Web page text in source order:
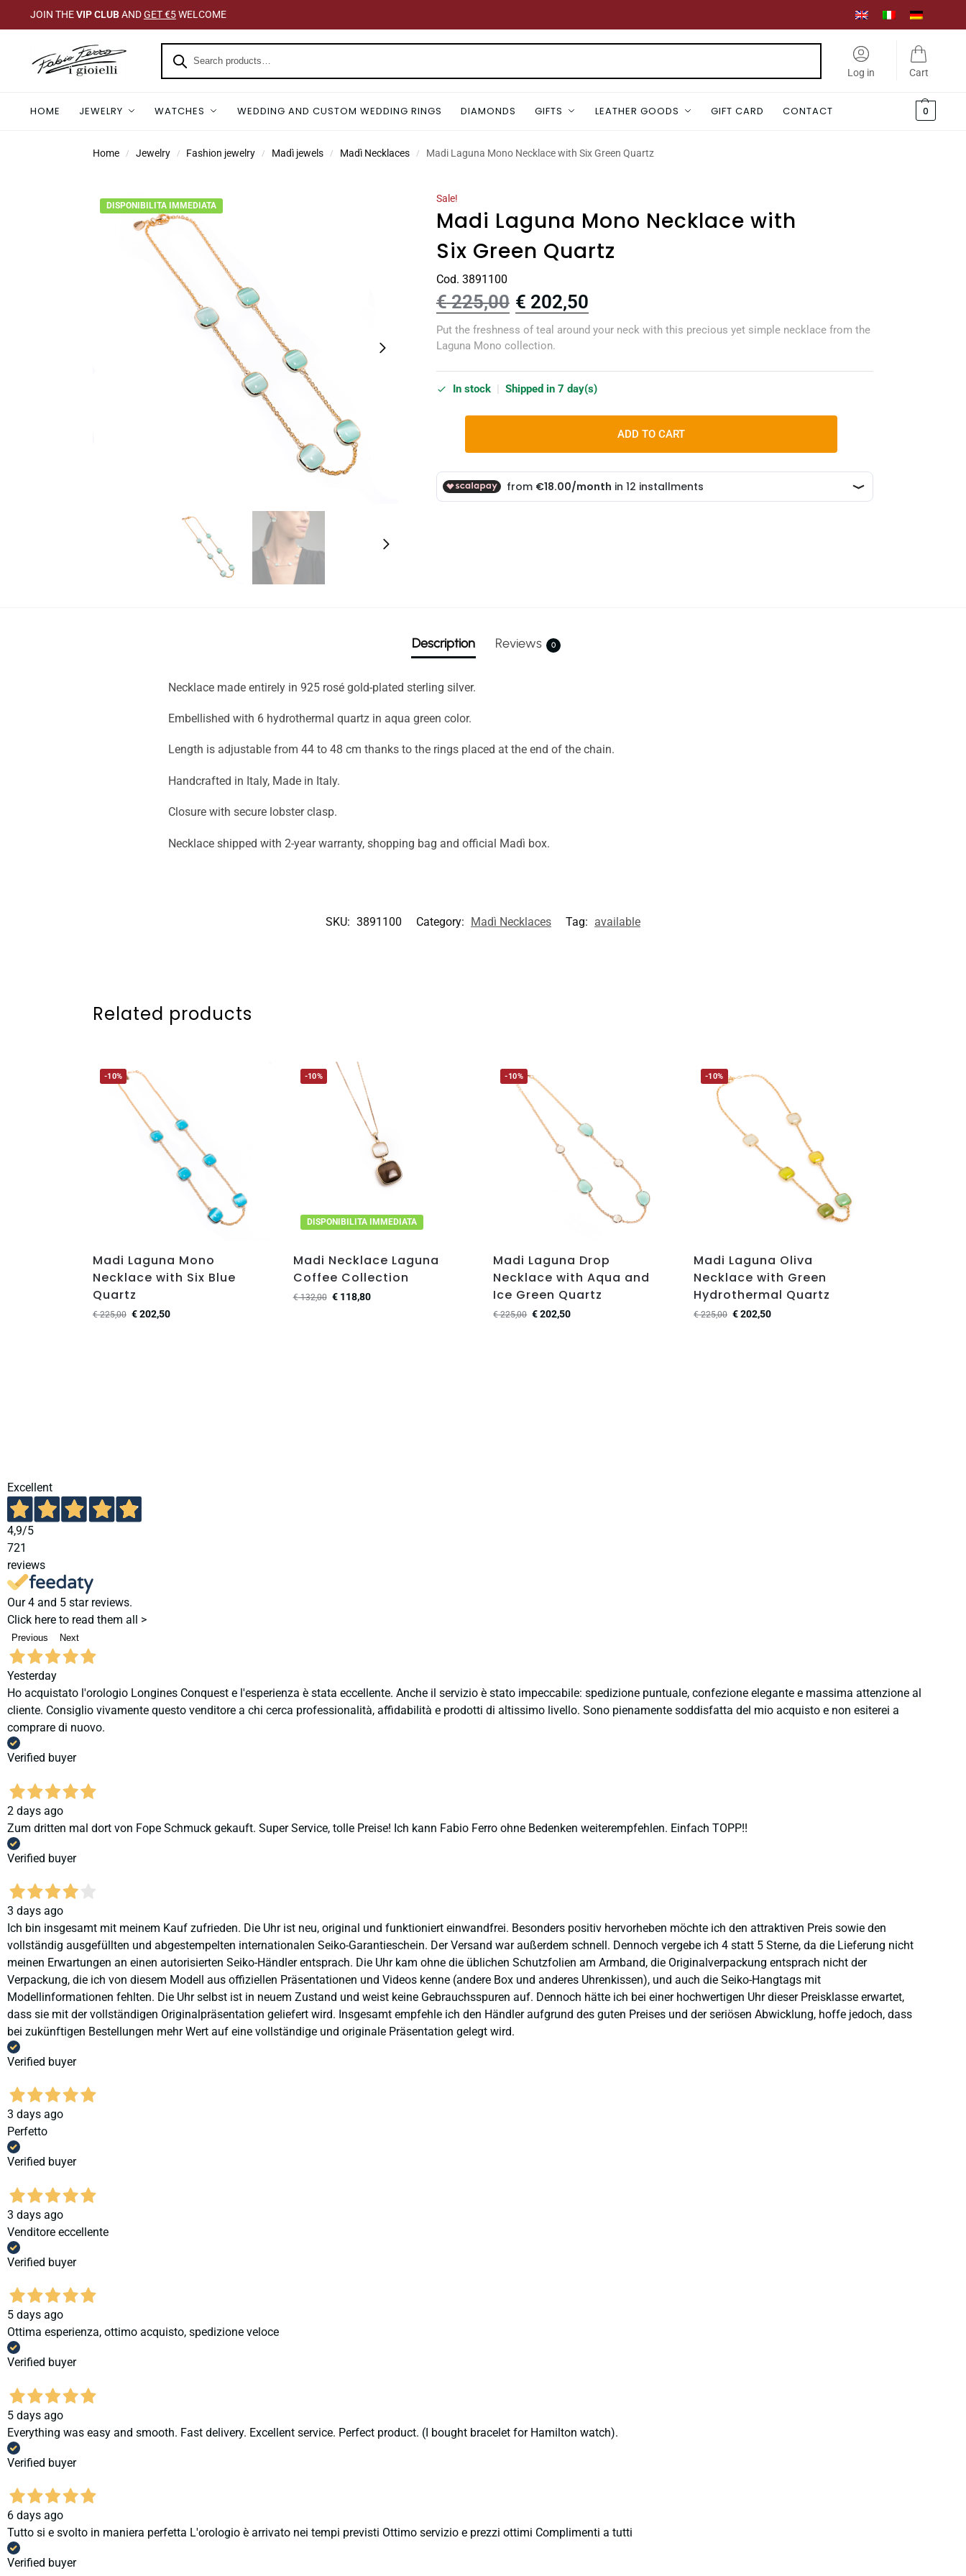
JOIN THEVIP CLUBANDGET €5WELCOME
Log in Cart
HOME JEWELRY WATCHES WEDDING AND CUSTOM WEDDING RINGS DIAMONDS GIFTS LEATHER GOODS GIFT CARD CONTACT 0
Home / Jewelry / Fashion jewelry / Madì jewels / Madì Necklaces / Madi Laguna Mono Necklace with Six Green Quartz
DISPONIBILITA IMMEDIATA
Sale!
Madi Laguna Mono Necklace with
Six Green Quartz
Cod. 3891100
€225,00 € 202,50
Put the freshness of teal around your neck with this precious yet simple necklace from the
Laguna Mono collection.
In stock Shipped in 7 day(s)
ADD TO CART
Description Reviews 0
Necklace made entirely in 925 rosé gold-plated sterling silver.
Embellished with 6 hydrothermal quartz in aqua green color.
Length is adjustable from 44 to 48 cm thanks to the rings placed at the end of the chain.
Handcrafted in Italy, Made in Italy.
Closure with secure lobster clasp.
Necklace shipped with 2-year warranty, shopping bag and official Madì box.
SKU: 3891100 Category: Madì Necklaces Tag: available
Related products
-10%
Madi Laguna Mono
Necklace with Six Blue
Quartz
€225,00 €202,50
-10%
DISPONIBILITA IMMEDIATA
Madi Necklace Laguna
Coffee Collection
€132,00 €118,80
-10%
Madi Laguna Drop
Necklace with Aqua and
Ice Green Quartz
€225,00 €202,50
-10%
Madi Laguna Oliva
Necklace with Green
Hydrothermal Quartz
€225,00 €202,50
Excellent
4,9/5
721
reviews
Our 4 and 5 star reviews.
Click here to read them all >
Previous Next
Yesterday
Ho acquistato l'orologio Longines Conquest e l'esperienza è stata eccellente. Anche il servizio è stato impeccabile: spedizione puntuale, confezione elegante e massima attenzione al
cliente. Consiglio vivamente questo venditore a chi cerca professionalità, affidabilità e prodotti di altissimo livello. Sono pienamente soddisfatta del mio acquisto e non esiterei a
comprare di nuovo.
Verified buyer
2 days ago
Zum dritten mal dort von Fope Schmuck gekauft. Super Service, tolle Preise! Ich kann Fabio Ferro ohne Bedenken weiterempfehlen. Einfach TOPP!!
Verified buyer
3 days ago
Ich bin insgesamt mit meinem Kauf zufrieden. Die Uhr ist neu, original und funktioniert einwandfrei. Besonders positiv hervorheben möchte ich den attraktiven Preis sowie den
vollständig ausgefüllten und abgestempelten internationalen Seiko-Garantieschein. Der Versand war außerdem schnell. Dennoch vergebe ich 4 statt 5 Sterne, da die Lieferung nicht
meinen Erwartungen an einen autorisierten Seiko-Händler entsprach. Die Uhr kam ohne die üblichen Schutzfolien am Armband, die Originalverpackung entsprach nicht der
Verpackung, die ich von diesem Modell aus offiziellen Präsentationen und Videos kenne (andere Box und anderes Uhrenkissen), und auch die Seiko-Hangtags mit
Modellinformationen fehlten. Die Uhr selbst ist in neuem Zustand und weist keine Gebrauchsspuren auf. Dennoch hätte ich bei einer hochwertigen Uhr dieser Preisklasse erwartet,
dass sie mit der vollständigen Originalpräsentation geliefert wird. Insgesamt empfehle ich den Händler aufgrund des guten Preises und der seriösen Abwicklung, hoffe jedoch, dass
bei zukünftigen Bestellungen mehr Wert auf eine vollständige und originale Präsentation gelegt wird.
Verified buyer
3 days ago
Perfetto
Verified buyer
3 days ago
Venditore eccellente
Verified buyer
5 days ago
Ottima esperienza, ottimo acquisto, spedizione veloce
Verified buyer
5 days ago
Everything was easy and smooth. Fast delivery. Excellent service. Perfect product. (I bought bracelet for Hamilton watch).
Verified buyer
6 days ago
Tutto si e svolto in maniera perfetta L'orologio è arrivato nei tempi previsti Ottimo servizio e prezzi ottimi Complimenti a tutti
Verified buyer